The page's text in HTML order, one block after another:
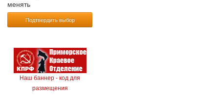
менять
Подтвердить выбор
Наш баннер - код для
размещения